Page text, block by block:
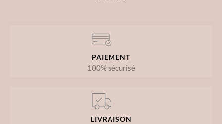
PAIEMENT
100% sécurisé
LIVRAISON